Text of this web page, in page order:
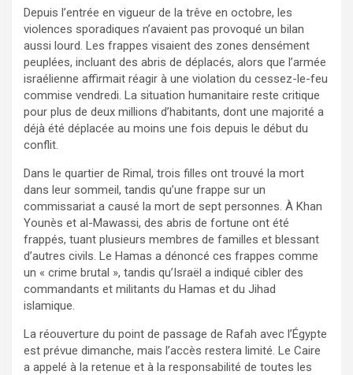
Depuis l’entrée en vigueur de la trêve en octobre, les
violences sporadiques n’avaient pas provoqué un bilan
aussi lourd. Les frappes visaient des zones densément
peuplées, incluant des abris de déplacés, alors que l’armée
israélienne affirmait réagir à une violation du cessez-le-feu
commise vendredi. La situation humanitaire reste critique
pour plus de deux millions d’habitants, dont une majorité a
déjà été déplacée au moins une fois depuis le début du
conflit.
Dans le quartier de Rimal, trois filles ont trouvé la mort
dans leur sommeil, tandis qu’une frappe sur un
commissariat a causé la mort de sept personnes. À Khan
Younès et al-Mawassi, des abris de fortune ont été
frappés, tuant plusieurs membres de familles et blessant
d’autres civils. Le Hamas a dénoncé ces frappes comme
un « crime brutal », tandis qu’Israël a indiqué cibler des
commandants et militants du Hamas et du Jihad
islamique.
La réouverture du point de passage de Rafah avec l’Égypte
est prévue dimanche, mais l’accès restera limité. Le Caire
a appelé à la retenue et à la responsabilité de toutes les